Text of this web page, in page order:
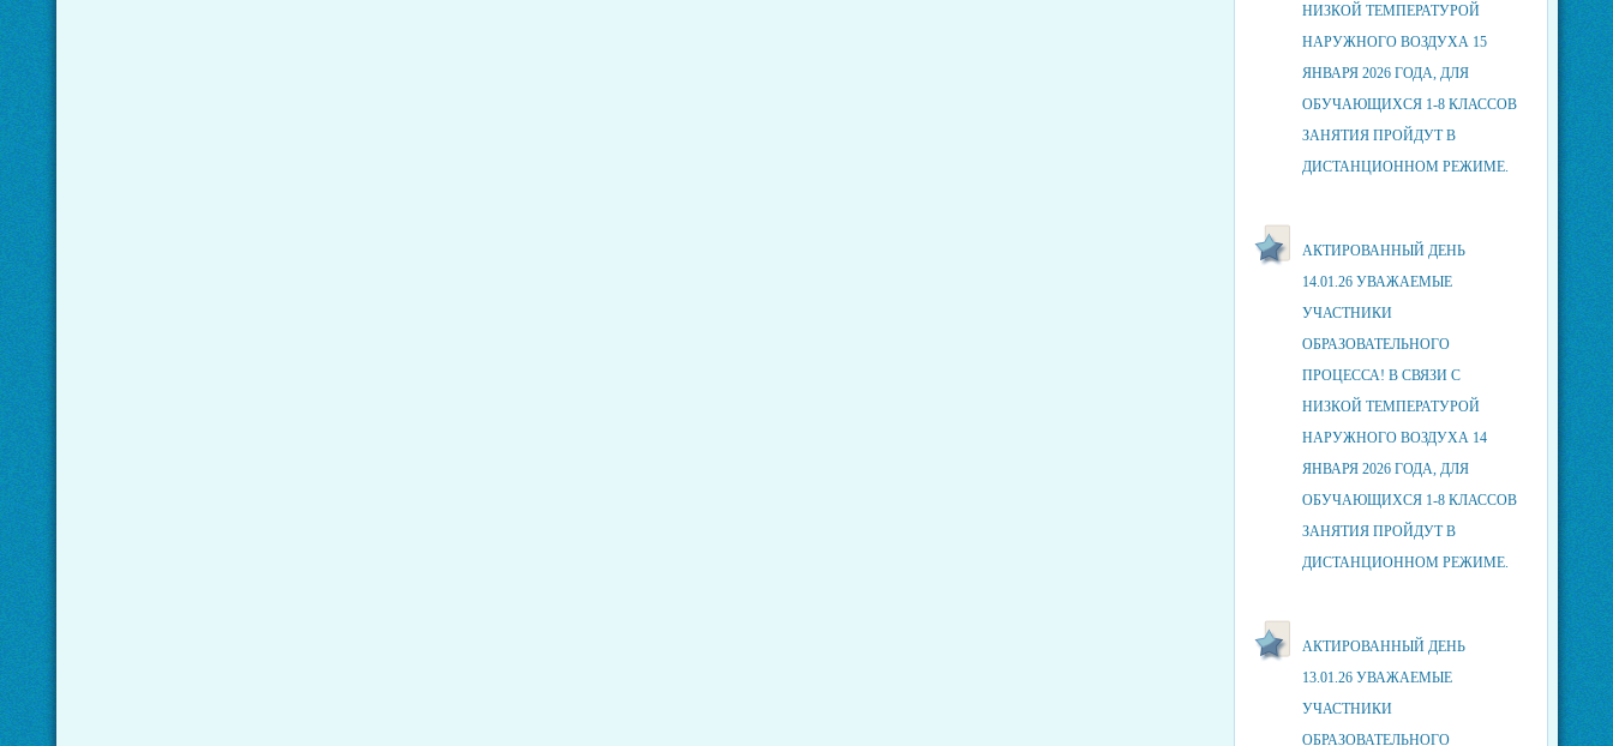
НИЗКОЙ ТЕМПЕРАТУРОЙ
НАРУЖНОГО ВОЗДУХА 15
ЯНВАРЯ 2026 ГОДА, ДЛЯ
ОБУЧАЮЩИХСЯ 1-8 КЛАССОВ
ЗАНЯТИЯ ПРОЙДУТ В
ДИСТАНЦИОННОМ РЕЖИМЕ.
АКТИРОВАННЫЙ ДЕНЬ
14.01.26 УВАЖАЕМЫЕ
УЧАСТНИКИ
ОБРАЗОВАТЕЛЬНОГО
ПРОЦЕССА! В СВЯЗИ С
НИЗКОЙ ТЕМПЕРАТУРОЙ
НАРУЖНОГО ВОЗДУХА 14
ЯНВАРЯ 2026 ГОДА, ДЛЯ
ОБУЧАЮЩИХСЯ 1-8 КЛАССОВ
ЗАНЯТИЯ ПРОЙДУТ В
ДИСТАНЦИОННОМ РЕЖИМЕ.
АКТИРОВАННЫЙ ДЕНЬ
13.01.26 УВАЖАЕМЫЕ
УЧАСТНИКИ
ОБРАЗОВАТЕЛЬНОГО